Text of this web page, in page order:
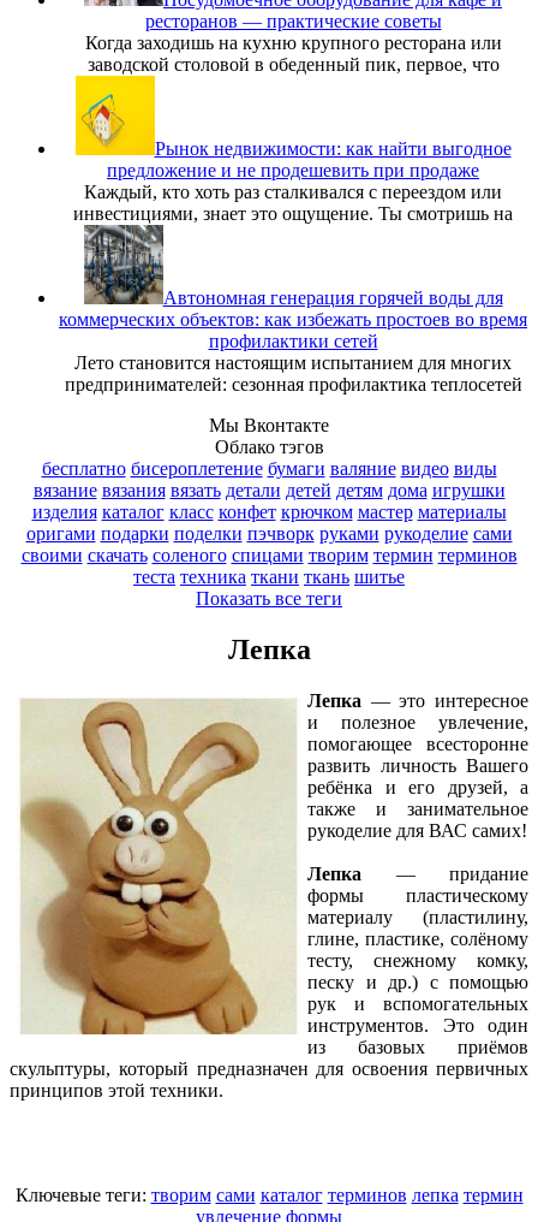
ресторанов — практические советы
Когда заходишь на кухню крупного ресторана или
заводской столовой в обеденный пик, первое, что
Рынок недвижимости: как найти выгодное
предложение и не продешевить при продаже
Каждый, кто хоть раз сталкивался с переездом или
инвестициями, знает это ощущение. Ты смотришь на
Автономная генерация горячей воды для
коммерческих объектов: как избежать простоев во время
профилактики сетей
Лето становится настоящим испытанием для многих
предпринимателей: сезонная профилактика теплосетей
Мы Вконтакте
Облако тэгов
бесплатно бисероплетение бумаги валяние видео виды
вязание вязания вязать детали детей детям дома игрушки
изделия каталог класс конфет крючком мастер материалы
оригами подарки поделки пэчворк руками рукоделие сами
своими скачать соленого спицами творим термин терминов
теста техника ткани ткань шитье
Показать все теги
Лепка
Лепка — это интересное
и полезное увлечение,
помогающее всесторонне
развить личность Вашего
ребёнка и его друзей, а
также и занимательное
рукоделие для ВАС самих!
Лепка — придание
формы пластическому
материалу (пластилину,
глине, пластике, солёному
тесту, снежному комку,
песку и др.) с помощью
рук и вспомогательных
инструментов. Это один
из базовых приёмов
скульптуры, который предназначен для освоения первичных
принципов этой техники.
Ключевые теги: творим сами каталог терминов лепка термин
увлечение формы